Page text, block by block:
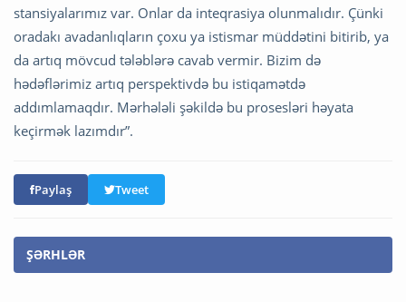
stansiyalarımız var. Onlar da inteqrasiya olunmalıdır. Çünki
oradakı avadanlıqların çoxu ya istismar müddətini bitirib, ya
da artıq mövcud tələblərə cavab vermir. Bizim də
hədəflərimiz artıq perspektivdə bu istiqamətdə
addımlamaqdır. Mərhələli şəkildə bu prosesləri həyata
keçirmək lazımdır”.
Paylaş Tweet
ŞƏRHLƏR